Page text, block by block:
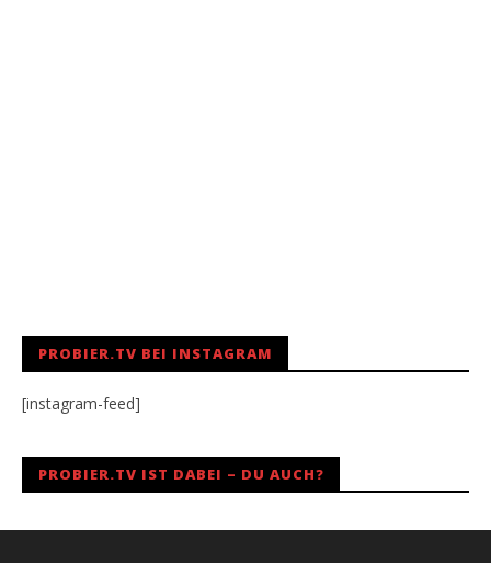
PROBIER.TV BEI INSTAGRAM
[instagram-feed]
PROBIER.TV IST DABEI – DU AUCH?